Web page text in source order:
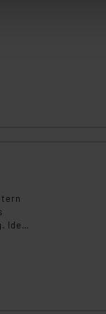
dieser Daten zur
von Cookies
bestehen.
Europäischen
der übermittelten
Ideal